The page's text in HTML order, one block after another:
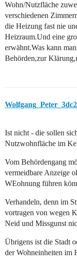
Wohn/Nutzfläche
verschiedenen
die Heizung fast nie
Heizraum.Und eine
erwähnt.Was kann
Behörden,zur
Ist nicht - die sollen
Nutzwohnfläche im
Vom Behördengang
vermeidbare Anzeige
WEohnung führen
Verhandeln, denn im
vortragen von wegen
Neid und Missgunst
Übrigens ist die Stadt
der Wohneinheiten im